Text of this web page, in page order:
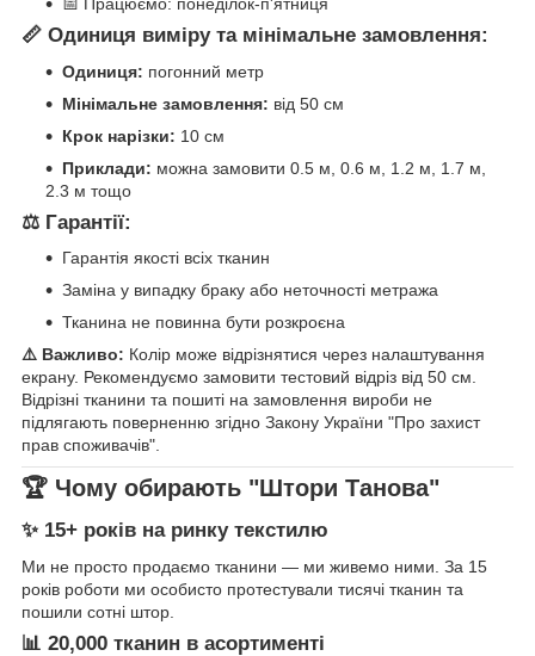
📏 Одиниця виміру та мінімальне замовлення:
Одиниця: погонний метр
Мінімальне замовлення: від 50 см
Крок нарізки: 10 см
Приклади: можна замовити 0.5 м, 0.6 м, 1.2 м, 1.7 м,
2.3 м тощо
⚖️ Гарантії:
Гарантія якості всіх тканин
Заміна у випадку браку або неточності метража
Тканина не повинна бути розкроєна
⚠️ Важливо: Колір може відрізнятися через налаштування
екрану. Рекомендуємо замовити тестовий відріз від 50 см.
Відрізні тканини та пошиті на замовлення вироби не
підлягають поверненню згідно Закону України "Про захист
прав споживачів".
🏆 Чому обирають "Штори Танова"
✨ 15+ років на ринку текстилю
Ми не просто продаємо тканини — ми живемо ними. За 15
років роботи ми особисто протестували тисячі тканин та
пошили сотні штор.
📊 20,000 тканин в асортименті